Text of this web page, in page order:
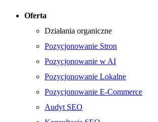
Oferta
Działania organiczne
Pozycjonowanie Stron
Pozycjonowanie w AI
Pozycjonowanie Lokalne
Pozycjonowanie E-Commerce
Audyt SEO